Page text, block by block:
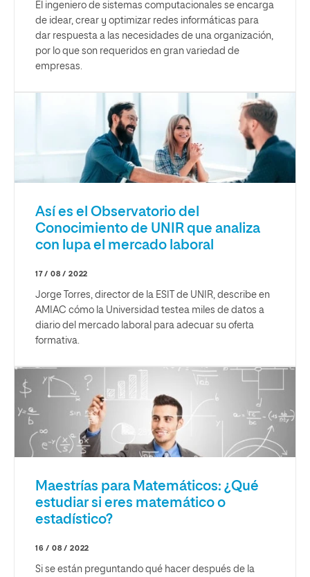
El ingeniero de sistemas computacionales se encarga
de idear, crear y optimizar redes informáticas para
dar respuesta a las necesidades de una organización,
por lo que son requeridos en gran variedad de
empresas.
Así es el Observatorio del
Conocimiento de UNIR que analiza
con lupa el mercado laboral
17 / 08 / 2022
Jorge Torres, director de la ESIT de UNIR, describe en
AMIAC cómo la Universidad testea miles de datos a
diario del mercado laboral para adecuar su oferta
formativa.
Maestrías para Matemáticos: ¿Qué
estudiar si eres matemático o
estadístico?
16 / 08 / 2022
Si se están preguntando qué hacer después de la